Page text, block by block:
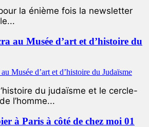
la énième fois la newsletter
au Musée d’art et d’histoire du
du judaïsme et le cercle-
l’homme...
à Paris à côté de chez moi 01